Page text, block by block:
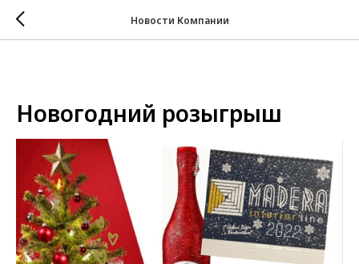
Новости Компании
Новогодний розыгрыш